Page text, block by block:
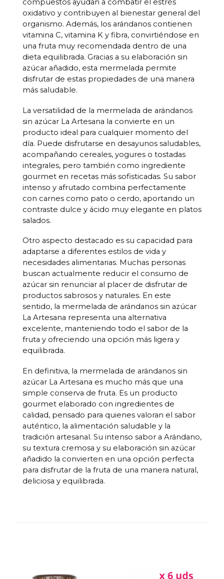
compuestos ayudan a combatir el estrés
oxidativo y contribuyen al bienestar general del
organismo. Además, los arándanos contienen
vitamina C, vitamina K y fibra, convirtiéndose en
una fruta muy recomendada dentro de una
dieta equilibrada. Gracias a su elaboración sin
azúcar añadido, esta mermelada permite
disfrutar de estas propiedades de una manera
más saludable.
La versatilidad de la mermelada de arándanos
sin azúcar La Artesana la convierte en un
producto ideal para cualquier momento del
día. Puede disfrutarse en desayunos saludables,
acompañando cereales, yogures o tostadas
integrales, pero también como ingrediente
gourmet en recetas más sofisticadas. Su sabor
intenso y afrutado combina perfectamente
con carnes como pato o cerdo, aportando un
contraste dulce y ácido muy elegante en platos
salados.
Otro aspecto destacado es su capacidad para
adaptarse a diferentes estilos de vida y
necesidades alimentarias. Muchas personas
buscan actualmente reducir el consumo de
azúcar sin renunciar al placer de disfrutar de
productos sabrosos y naturales. En este
sentido, la mermelada de arándanos sin azúcar
La Artesana representa una alternativa
excelente, manteniendo todo el sabor de la
fruta y ofreciendo una opción más ligera y
equilibrada.
En definitiva, la mermelada de arándanos sin
azúcar La Artesana es mucho más que una
simple conserva de fruta. Es un producto
gourmet elaborado con ingredientes de
calidad, pensado para quienes valoran el sabor
auténtico, la alimentación saludable y la
tradición artesanal. Su intenso sabor a Arándano,
su textura cremosa y su elaboración sin azúcar
añadido la convierten en una opción perfecta
para disfrutar de la fruta de una manera natural,
deliciosa y equilibrada.